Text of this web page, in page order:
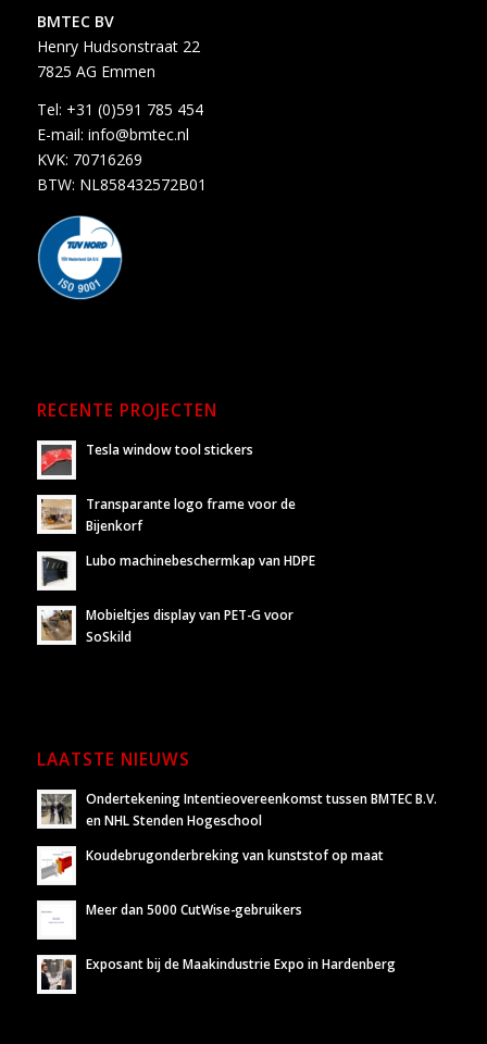
BMTEC BV
Henry Hudsonstraat 22
7825 AG Emmen
Tel: +31 (0)591 785 454
E-mail: info@bmtec.nl
KVK: 70716269
BTW: NL858432572B01
RECENTE PROJECTEN
Tesla window tool stickers
Transparante logo frame voor de
Bijenkorf
Lubo machinebeschermkap van HDPE
Mobieltjes display van PET-G voor
SoSkild
LAATSTE NIEUWS
Ondertekening Intentieovereenkomst tussen BMTEC B.V.
en NHL Stenden Hogeschool
Koudebrugonderbreking van kunststof op maat
Meer dan 5000 CutWise-gebruikers
Exposant bij de Maakindustrie Expo in Hardenberg